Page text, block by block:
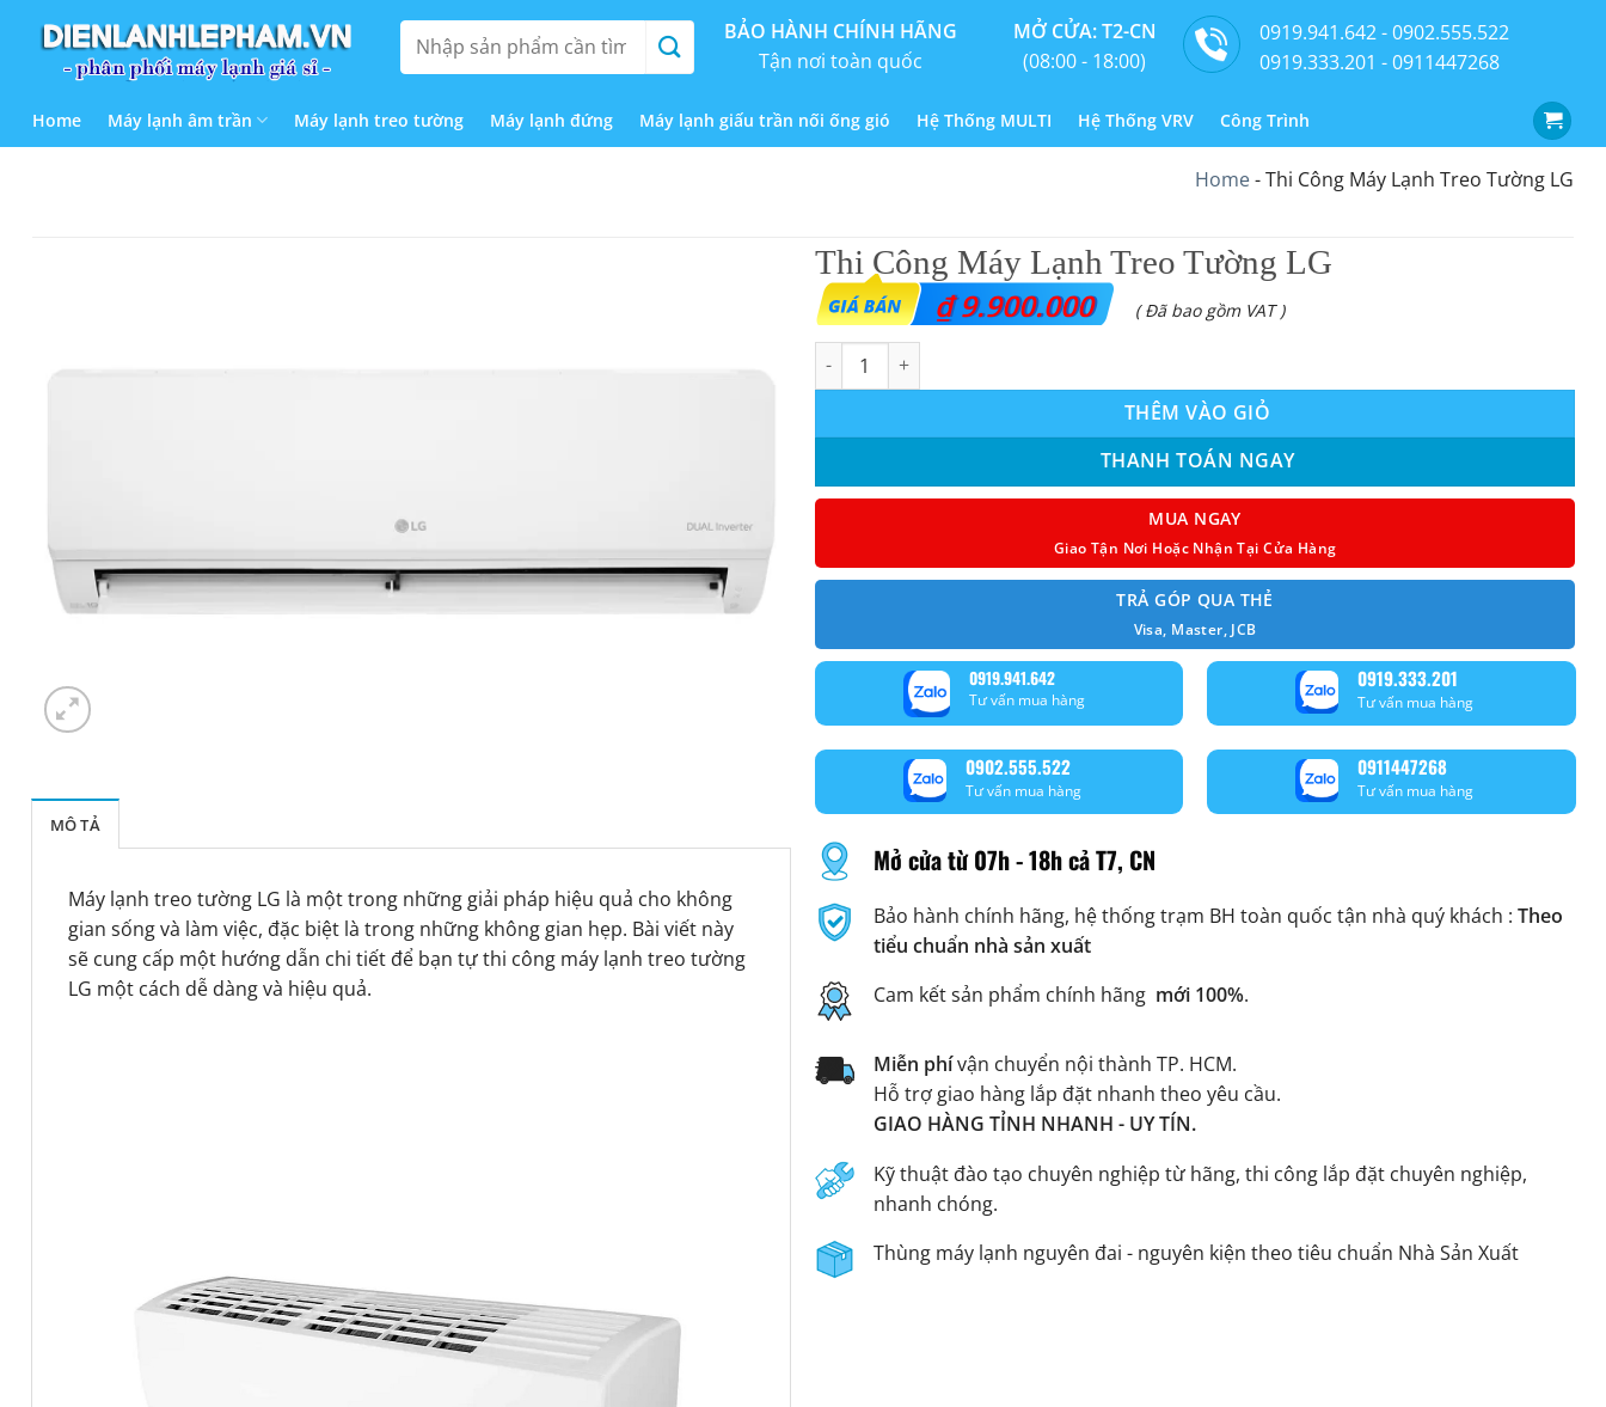
kiếm:
BẢO HÀNH CHÍNH HÃNG
Tận nơi toàn quốc
MỞ CỬA: T2-CN
(08:00 - 18:00)
0919.941.642 - 0902.555.522
0919.333.201 - 0911447268
Home Máy lạnh âm trần Máy lạnh treo tường Máy lạnh đứng Máy lạnh giấu trần nối ống gió Hệ Thống MULTI Hệ Thống VRV Công Trình
Home-Thi Công Máy Lạnh Treo Tường LG
MÔ TẢ
Máy lạnh treo tường LG là một trong những giải pháp hiệu quả cho không
gian sống và làm việc, đặc biệt là trong những không gian hẹp. Bài viết này
sẽ cung cấp một hướng dẫn chi tiết để bạn tự thi công máy lạnh treo tường
LG một cách dễ dàng và hiệu quả.
Thi Công Máy Lạnh Treo Tường LG
₫9.900.000
( Đã bao gồm VAT )
Thi Công Máy Lạnh Treo Tường LG số lượng
THÊM VÀO GIỎ
THANH TOÁN NGAY
MUA NGAY
Giao Tận Nơi Hoặc Nhận Tại Cửa Hàng
TRẢ GÓP QUA THẺ
Visa, Master, JCB
0919.941.642
Tư vấn mua hàng
0919.333.201
Tư vấn mua hàng
0902.555.522
Tư vấn mua hàng
0911447268
Tư vấn mua hàng
Mở cửa từ 07h - 18h cả T7, CN
Bảo hành chính hãng, hệ thống trạm BH toàn quốc tận nhà quý khách : Theo
tiểu chuẩn nhà sản xuất
Cam kết sản phẩm chính hãng mới 100%.
Miễn phívận chuyển nội thành TP. HCM.
Hỗ trợ giao hàng lắp đặt nhanh theo yêu cầu.
GIAO HÀNG TỈNH NHANH - UY TÍN.
Kỹ thuật đào tạo chuyên nghiệp từ hãng, thi công lắp đặt chuyên nghiệp,
nhanh chóng.
Thùng máy lạnh nguyên đai - nguyên kiện theo tiêu chuẩn Nhà Sản Xuất